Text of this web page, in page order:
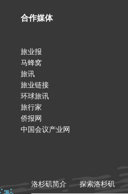
合作媒体
旅业报
马蜂窝
旅讯
旅业链接
环球旅讯
旅行家
侨报网
中国会议产业网
洛杉矶简介 探索洛杉矶